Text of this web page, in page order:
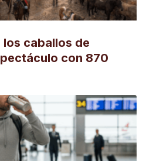
los caballos de
con 870